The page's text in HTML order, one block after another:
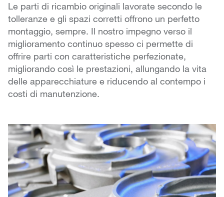
Le parti di ricambio originali lavorate secondo le
tolleranze e gli spazi corretti offrono un perfetto
montaggio, sempre. Il nostro impegno verso il
miglioramento continuo spesso ci permette di
offrire parti con caratteristiche perfezionate,
migliorando così le prestazioni, allungando la vita
delle apparecchiature e riducendo al contempo i
costi di manutenzione.